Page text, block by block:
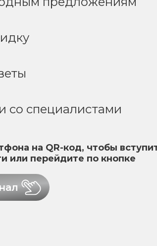
со специалистами
на QR-код, чтобы
или перейдите по кнопке